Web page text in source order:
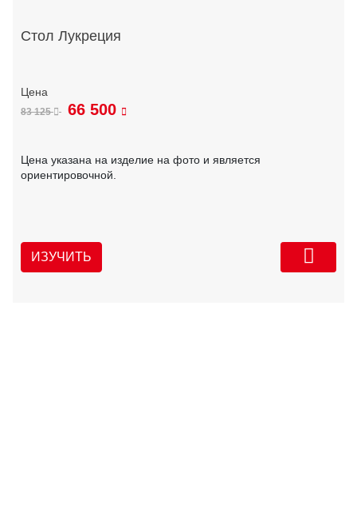
Стол Лукреция
83 125 66 500
Цена указана на изделие на фото и является
ориентировочной.
ИЗУЧИТЬ